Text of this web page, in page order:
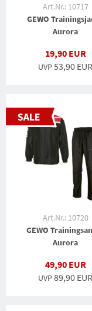
Art.Nr.: 10717
GEWO
Aurora
19,90 EUR
UVP53,90 EUR
Art.Nr.: 10720
GEWO
Aurora
49,90 EUR
UVP89,90 EUR